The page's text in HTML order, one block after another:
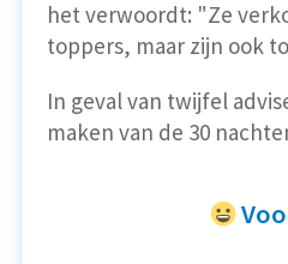
het verwoordt: "Ze
toppers, maar zijn ook
In geval van twijfel
maken van de 30